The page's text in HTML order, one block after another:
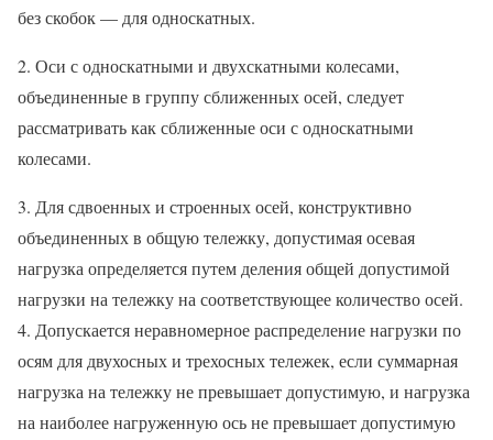
без скобок — для односкатных.
2. Оси с односкатными и двухскатными колесами,
объединенные в группу сближенных осей, следует
рассматривать как сближенные оси с односкатными
колесами.
3. Для сдвоенных и строенных осей, конструктивно
объединенных в общую тележку, допустимая осевая
нагрузка определяется путем деления общей допустимой
нагрузки на тележку на соответствующее количество осей.
4. Допускается неравномерное распределение нагрузки по
осям для двухосных и трехосных тележек, если суммарная
нагрузка на тележку не превышает допустимую, и нагрузка
на наиболее нагруженную ось не превышает допустимую